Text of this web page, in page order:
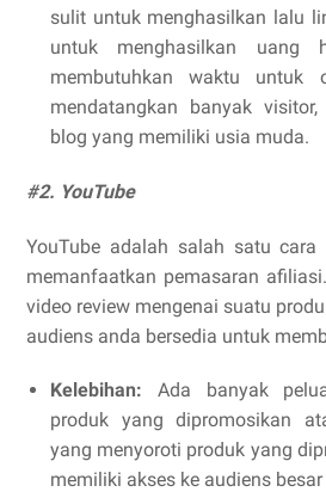
sulit untuk menghasilkan lalu
untuk menghasilkan uang
membutuhkan waktu untuk
mendatangkan banyak
blog yang memiliki usia muda.
#2. YouTube
YouTube adalah salah satu
memanfaatkan pemasaran
video review mengenai suatu
audiens anda bersedia untuk
Kelebihan: Ada banyak
produk yang dipromosikan
yang menyoroti produk yang
memiliki akses ke audiens